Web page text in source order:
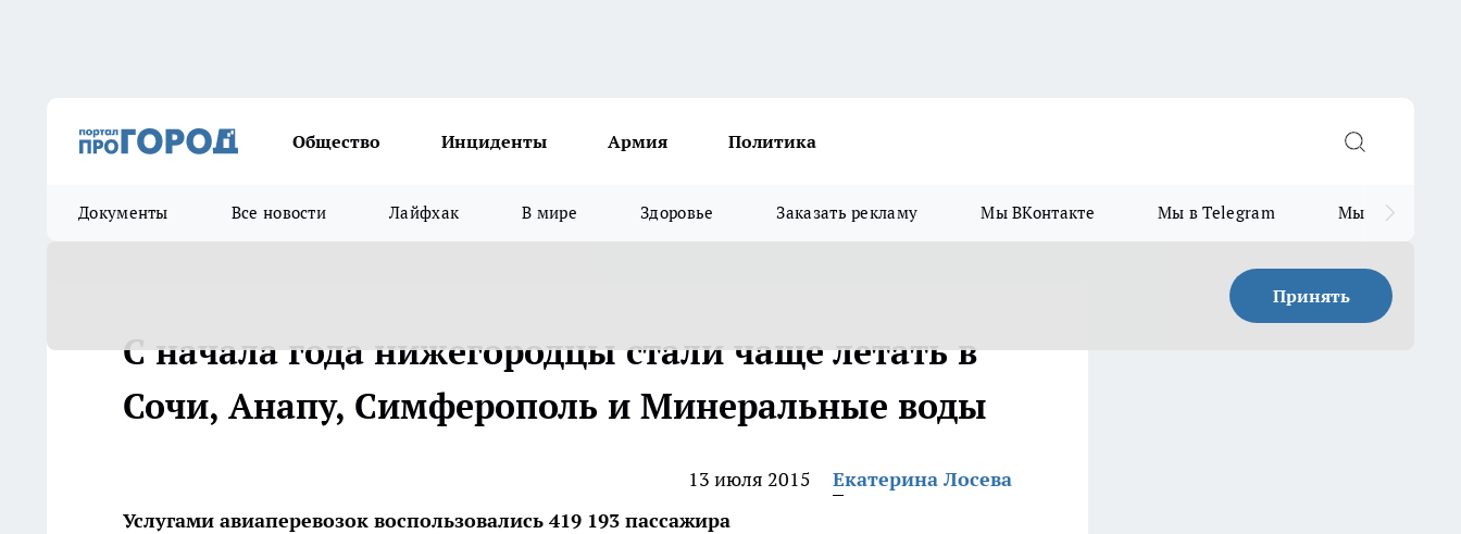
Общество Инциденты Армия Политика
Документы Все новости Лайфхак В мире Здоровье Заказать рекламу Мы ВКонтакте Мы в Telegram Мы в MAX
Принять
С начала года нижегородцы стали чаще летать в
Сочи, Анапу, Симферополь и Минеральные воды
13 июля 2015
Екатерина Лосева
Услугами авиаперевозок воспользовались 419 193 пассажира